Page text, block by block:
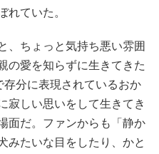
れていた。
ちょっと気持ち悪い雰囲
の愛を知らずに生きてきた
存分に表現されているおか
寂しい思いをして生きてき
面だ。ファンからも「静か
みたいな目をしたり、かと